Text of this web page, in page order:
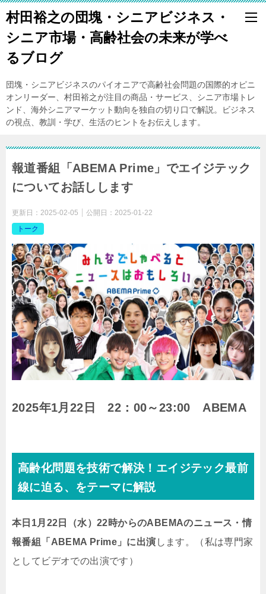
村田裕之の団塊・シニアビジネス・
シニア市場・高齢社会の未来が学べ
るブログ
団塊・シニアビジネスのパイオニアで高齢社会問題の国際的オピニ
オンリーダー、村田裕之が注目の商品・サービス、シニア市場トレ
ンド、海外シニアマーケット動向を独自の切り口で解説。ビジネス
の視点、教訓・学び、生活のヒントをお伝えします。
報道番組「ABEMA Prime」でエイジテック
についてお話しします
更新日： 2025-02-05 公開日： 2025-01-22
トーク
2025年1月22日 22：00～23:00 ABEMA
高齢化問題を技術で解決！エイジテック最前
線に迫る、をテーマに解説
本日1月22日（水）22時からのABEMAのニュース・情
報番組「ABEMA Prime」に出演 します。（私は専門家
としてビデオでの出演です）